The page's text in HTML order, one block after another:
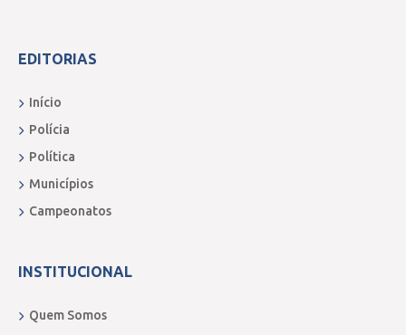
EDITORIAS
Início
Polícia
Política
Municípios
Campeonatos
INSTITUCIONAL
Quem Somos